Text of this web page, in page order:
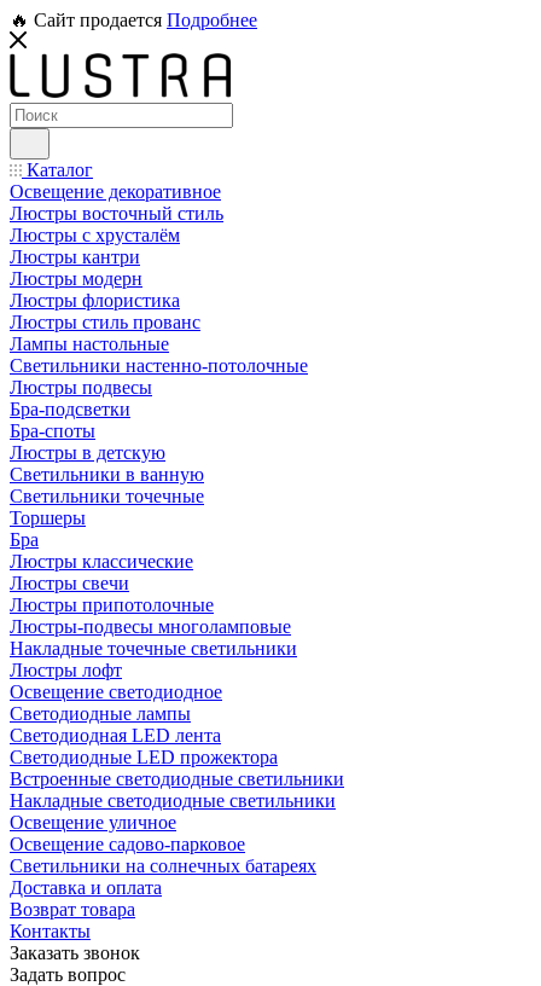
🔥 Сайт продается Подробнее
Каталог
Освещение декоративное
Люстры восточный стиль
Люстры с хрусталём
Люстры кантри
Люстры модерн
Люстры флористика
Люстры стиль прованс
Лампы настольные
Светильники настенно-потолочные
Люстры подвесы
Бра-подсветки
Бра-споты
Люстры в детскую
Светильники в ванную
Светильники точечные
Торшеры
Бра
Люстры классические
Люстры свечи
Люстры припотолочные
Люстры-подвесы многоламповые
Накладные точечные светильники
Люстры лофт
Освещение светодиодное
Светодиодные лампы
Светодиодная LED лента
Светодиодные LED прожектора
Встроенные светодиодные светильники
Накладные светодиодные светильники
Освещение уличное
Освещение садово-парковое
Светильники на солнечных батареях
Доставка и оплата
Возврат товара
Контакты
Заказать звонок
Задать вопрос